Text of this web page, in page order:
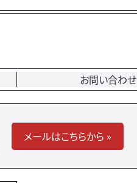
お問い合わせ
メールはこちらから »